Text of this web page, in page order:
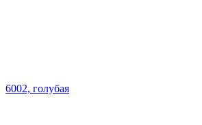
6002, голубая